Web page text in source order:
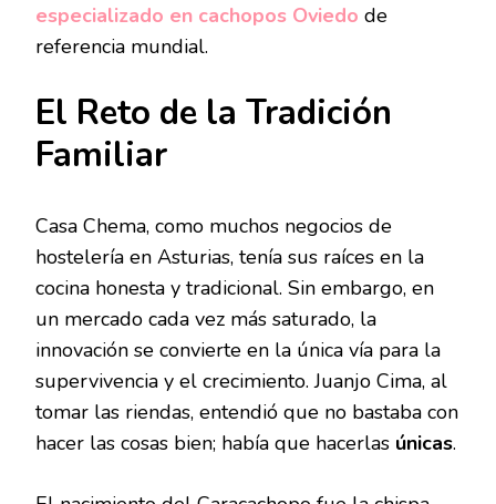
especializado en cachopos Oviedo de
referencia mundial.
El Reto de la Tradición
Familiar
Casa Chema, como muchos negocios de
hostelería en Asturias, tenía sus raíces en la
cocina honesta y tradicional. Sin embargo, en
un mercado cada vez más saturado, la
innovación se convierte en la única vía para la
supervivencia y el crecimiento. Juanjo Cima, al
tomar las riendas, entendió que no bastaba con
hacer las cosas bien; había que hacerlas únicas.